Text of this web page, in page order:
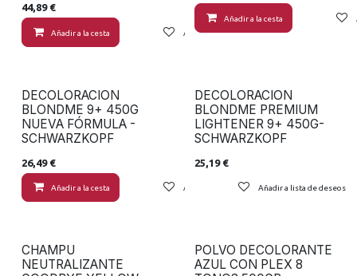
44,89€
Añadir a la cesta Añadir a lista de deseos
Añadir a la cesta
DECOLORACION
BLONDME 9+ 450G
NUEVA FÓRMULA -
SCHWARZKOPF
26,49€
Añadir a la cesta Añadir a lista de deseos
DECOLORACION
BLONDME PREMIUM
LIGHTENER 9+ 450G-
SCHWARZKOPF
25,19€
Añadir a lista de deseos
CHAMPU
NEUTRALIZANTE
POLVO DECOLORANTE
AZUL CON PLEX 8